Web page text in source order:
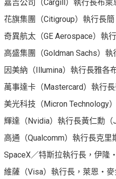
嘉吉公司（Cargill）執行長布萊
花旗集團（Citigroup）執行長簡
奇異航太（GE Aerospace）執
高盛集團（Goldman Sachs）
因美納（Illumina）執行長雅各
萬事達卡（Mastercard）執行
美光科技（Micron Technology
輝達（Nvidia）執行長黃仁勳（
高通（Qualcomm）執行長克里
SpaceX／特斯拉執行長，伊隆
維薩（Visa）執行長，萊恩・麥